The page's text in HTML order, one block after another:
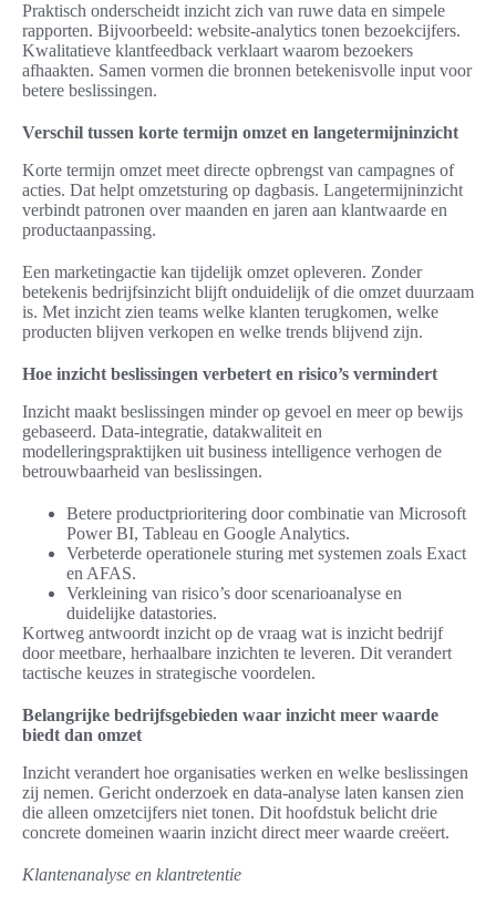
Praktisch onderscheidt inzicht zich van ruwe data en simpele
rapporten. Bijvoorbeeld: website-analytics tonen bezoekcijfers.
Kwalitatieve klantfeedback verklaart waarom bezoekers
afhaakten. Samen vormen die bronnen betekenisvolle input voor
betere beslissingen.
Verschil tussen korte termijn omzet en langetermijninzicht
Korte termijn omzet meet directe opbrengst van campagnes of
acties. Dat helpt omzetsturing op dagbasis. Langetermijninzicht
verbindt patronen over maanden en jaren aan klantwaarde en
productaanpassing.
Een marketingactie kan tijdelijk omzet opleveren. Zonder
betekenis bedrijfsinzicht blijft onduidelijk of die omzet duurzaam
is. Met inzicht zien teams welke klanten terugkomen, welke
producten blijven verkopen en welke trends blijvend zijn.
Hoe inzicht beslissingen verbetert en risico’s vermindert
Inzicht maakt beslissingen minder op gevoel en meer op bewijs
gebaseerd. Data-integratie, datakwaliteit en
modelleringspraktijken uit business intelligence verhogen de
betrouwbaarheid van beslissingen.
Betere productprioritering door combinatie van Microsoft
Power BI, Tableau en Google Analytics.
Verbeterde operationele sturing met systemen zoals Exact
en AFAS.
Verkleining van risico’s door scenarioanalyse en
duidelijke datastories.
Kortweg antwoordt inzicht op de vraag wat is inzicht bedrijf
door meetbare, herhaalbare inzichten te leveren. Dit verandert
tactische keuzes in strategische voordelen.
Belangrijke bedrijfsgebieden waar inzicht meer waarde
biedt dan omzet
Inzicht verandert hoe organisaties werken en welke beslissingen
zij nemen. Gericht onderzoek en data-analyse laten kansen zien
die alleen omzetcijfers niet tonen. Dit hoofdstuk belicht drie
concrete domeinen waarin inzicht direct meer waarde creëert.
Klantenanalyse en klantretentie